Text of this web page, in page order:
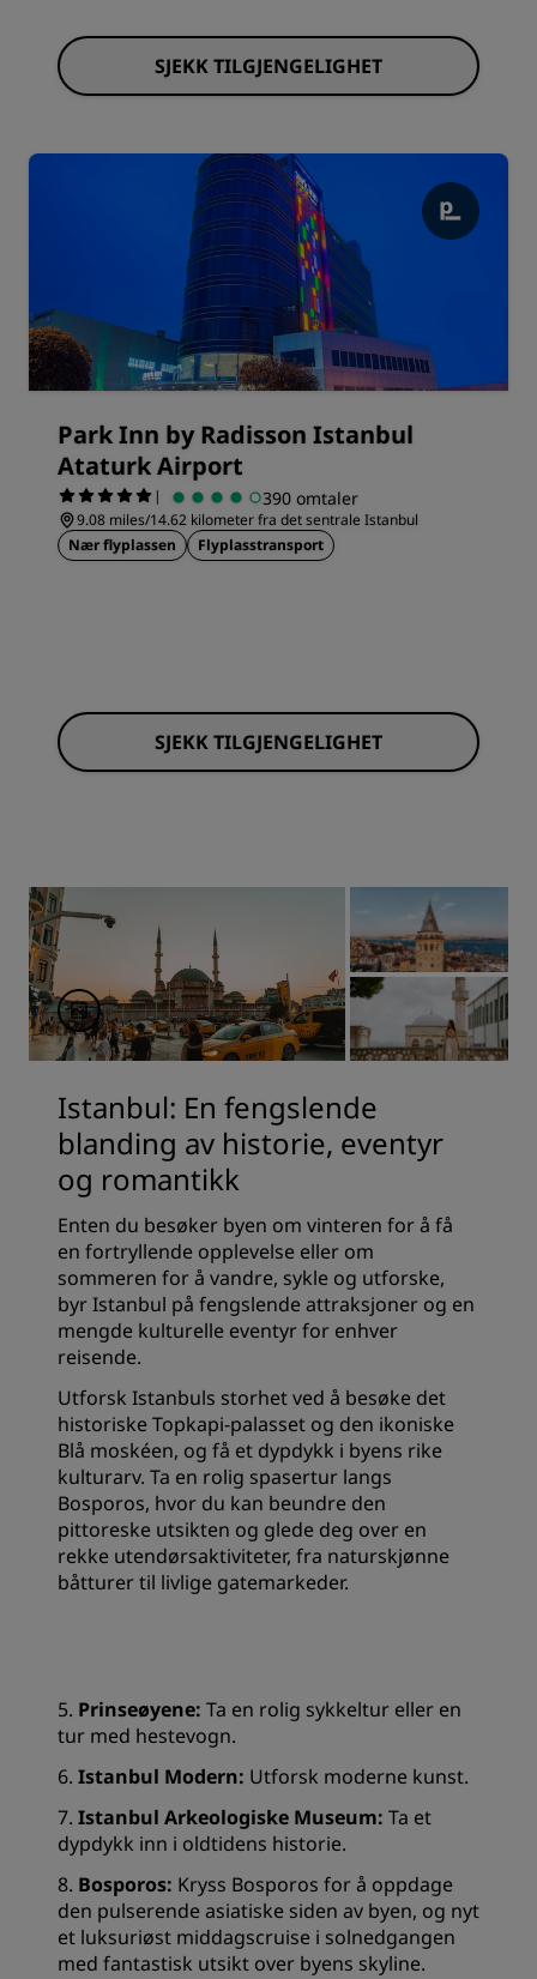
SJEKK TILGJENGELIGHET
Park Inn by Radisson Istanbul
Ataturk Airport
| 390 omtaler
9.08 miles/14.62 kilometer fra det sentrale Istanbul
Nær flyplassen
Flyplasstransport
SJEKK TILGJENGELIGHET
Istanbul: En fengslende
blanding av historie, eventyr
og romantikk
Enten du besøker byen om vinteren for å få
en fortryllende opplevelse eller om
sommeren for å vandre, sykle og utforske,
byr Istanbul på fengslende attraksjoner og en
mengde kulturelle eventyr for enhver
reisende.
Utforsk Istanbuls storhet ved å besøke det
historiske Topkapi-palasset og den ikoniske
Blå moskéen, og få et dypdykk i byens rike
kulturarv. Ta en rolig spasertur langs
Bosporos, hvor du kan beundre den
pittoreske utsikten og glede deg over en
rekke utendørsaktiviteter, fra naturskjønne
båtturer til livlige gatemarkeder.
5. Prinseøyene: Ta en rolig sykkeltur eller en
tur med hestevogn.
6. Istanbul Modern: Utforsk moderne kunst.
7. Istanbul Arkeologiske Museum: Ta et
dypdykk inn i oldtidens historie.
8. Bosporos: Kryss Bosporos for å oppdage
den pulserende asiatiske siden av byen, og nyt
et luksuriøst middagscruise i solnedgangen
med fantastisk utsikt over byens skyline.